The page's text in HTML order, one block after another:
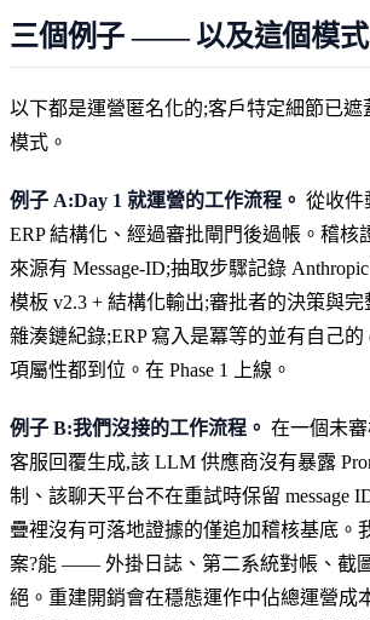
三個例子 —— 以及這個模式
以下都是運營匿名化的;客戶特定細節已遮
模式。
例子 A:Day 1 就運營的工作流程。 從收件
ERP 結構化、經過審批閘門後過帳。稽核
來源有 Message-ID;抽取步驟記錄 Anthropic
模板 v2.3 + 結構化輸出;審批者的決策與
雜湊鏈紀錄;ERP 寫入是冪等的並有自己的
項屬性都到位。在 Phase 1 上線。
例子 B:我們沒接的工作流程。 在一個未
客服回覆生成,該 LLM 供應商沒有暴露
制、該聊天平台不在重試時保留 message
疊裡沒有可落地證據的僅追加稽核基底。
案?能 —— 外掛日誌、第二系統對帳、截
絕。重建開銷會在穩態運作中佔總運營成